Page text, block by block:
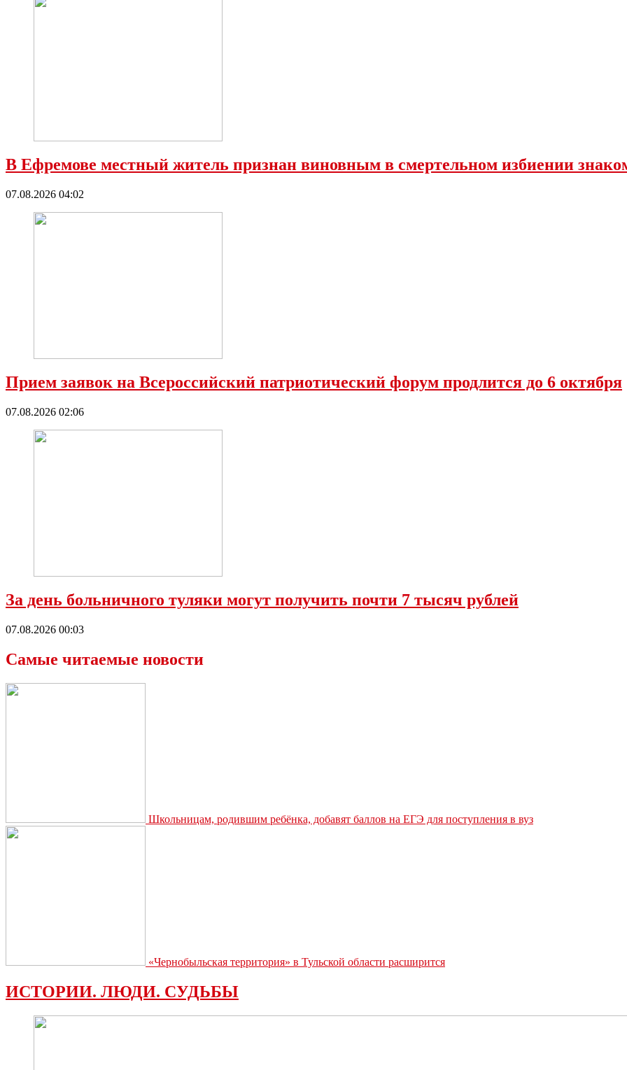
В Ефремове местный житель признан виновным в смертельном избиении
07.08.2026 04:02
Прием заявок на Всероссийский патриотический форум продлится до 6 октября
07.08.2026 02:06
За день больничного туляки могут получить почти 7 тысяч рублей
07.08.2026 00:03
Самые читаемые новости
Школьницам, родившим ребёнка, добавят баллов на ЕГЭ для поступления в вуз
«Чернобыльская территория» в Тульской области расширится
ИСТОРИИ. ЛЮДИ. СУДЬБЫ